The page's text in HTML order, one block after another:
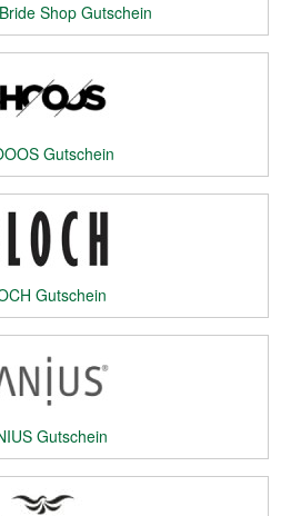
Shop Gutschein
Gutschein
Gutschein
Gutschein